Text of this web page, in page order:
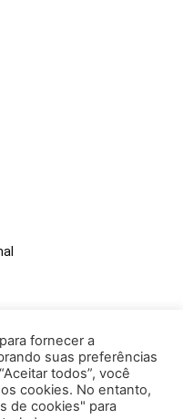
fornecer a
suas preferências
todos”, você
cookies. No entanto,
de cookies" para